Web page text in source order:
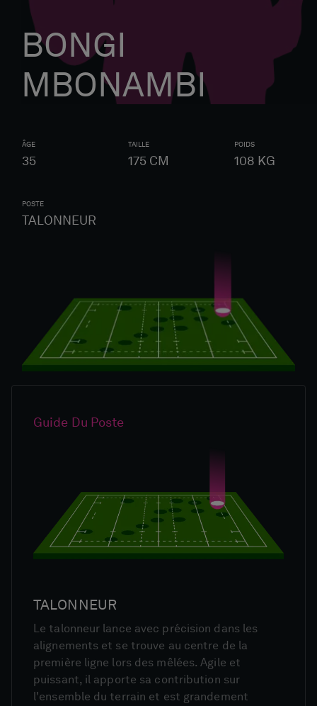
BONGI
MBONAMBI
ÂGE
35
TAILLE
175 CM
POIDS
108 KG
POSTE
TALONNEUR
Guide Du Poste
TALONNEUR
Le talonneur lance avec précision dans les
alignements et se trouve au centre de la
première ligne lors des mêlées. Agile et
puissant, il apporte sa contribution sur
l'ensemble du terrain et est grandement